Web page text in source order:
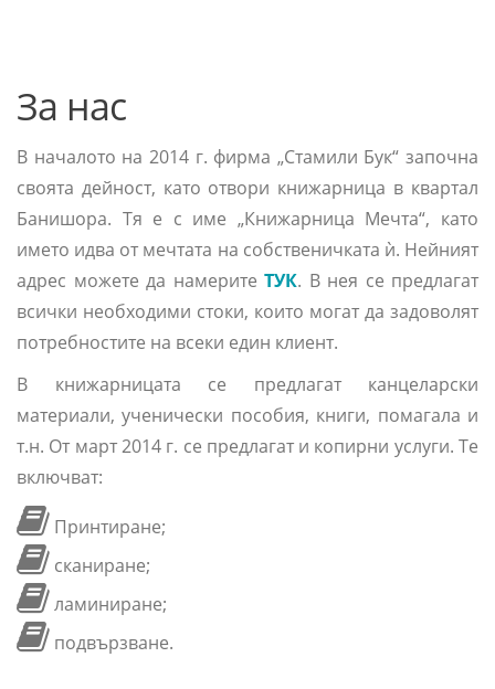
За нас
В началото на 2014 г. фирма „Стамили Бук“ започна
своята дейност, като отвори книжарница в квартал
Банишора. Тя е с име „Книжарница Мечта“, като
името идва от мечтата на собственичката ѝ. Нейният
адрес можете да намерите ТУК. В нея се предлагат
всички необходими стоки, които могат да задоволят
потребностите на всеки един клиент.
В книжарницата се предлагат канцеларски
материали, ученически пособия, книги, помагала и
т.н. От март 2014 г. се предлагат и копирни услуги. Те
включват:
Принтиране;
сканиране;
ламиниране;
подвързване.